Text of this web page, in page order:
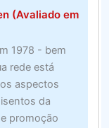
(Avaliado em
1978 - bem
rede está
aspectos
da
promoção